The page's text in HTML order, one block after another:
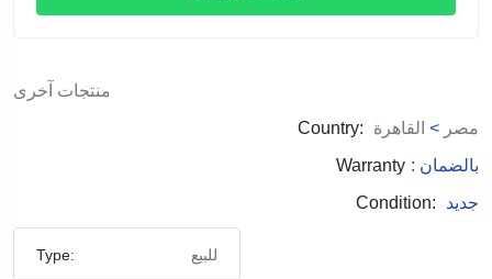
منتجات آخرى
Country:
مصر > القاهرة
Warranty
: بالضمان
Condition:
جديد
Type: للبيع